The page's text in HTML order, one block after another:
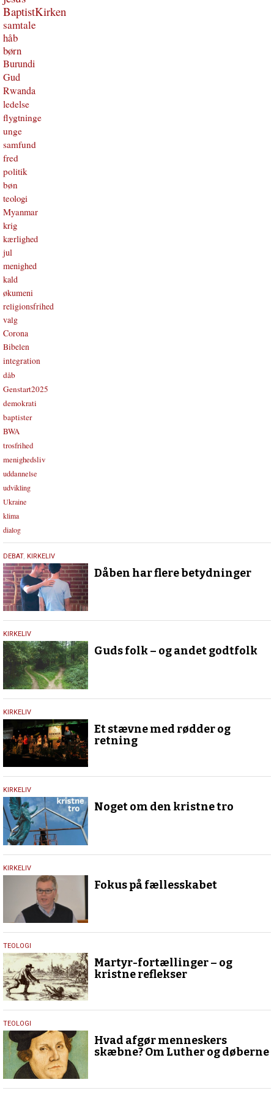
BaptistKirken
samtale
håb
børn
Burundi
Gud
Rwanda
ledelse
flygtninge
unge
samfund
fred
politik
bøn
teologi
Myanmar
krig
kærlighed
jul
menighed
kald
økumeni
religionsfrihed
valg
Corona
Bibelen
integration
dåb
Genstart2025
demokrati
baptister
BWA
trosfrihed
menighedsliv
uddannelse
udvikling
Ukraine
klima
dialog
1.
december
2020
DEBAT, KIRKELIV
Dåben har flere betydninger
24.
oktober
2017
KIRKELIV
Guds folk – og andet godtfolk
29.
september
2017
KIRKELIV
Et stævne med rødder og
retning
10.
juli
2017
KIRKELIV
Noget om den kristne tro
23.
KIRKELIV
Fokus på fællesskabet
23.
maj
2017
TEOLOGI
Martyr-fortællinger – og
kristne reflekser
15.
maj
2017
TEOLOGI
Hvad afgør menneskers
skæbne? Om Luther og døberne